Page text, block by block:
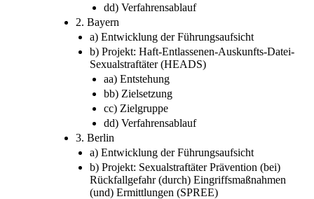
dd) Verfahrensablauf
2. Bayern
a) Entwicklung der Führungsaufsicht
b) Projekt: Haft-Entlassenen-Auskunfts-Datei-
Sexualstraftäter (HEADS)
aa) Entstehung
bb) Zielsetzung
cc) Zielgruppe
dd) Verfahrensablauf
3. Berlin
a) Entwicklung der Führungsaufsicht
b) Projekt: Sexualstraftäter Prävention (bei)
Rückfallgefahr (durch) Eingriffsmaßnahmen
(und) Ermittlungen (SPREE)